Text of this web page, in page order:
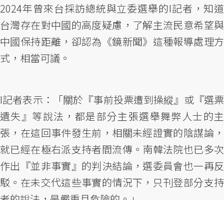
2024年曾來台採訪總統與立委選舉的I記者，知道
台灣存在對中國的高度疑慮，了解主流民意希望與
中國保持距離，卻認為《鏡新聞》這種報導處理方
式，相當可議。
I記者表示：「關於『事前投票遭到操縱』或『選票
遺失』等說法，都是部分主張選舉舞弊人士的主
張，在這回事件發生前，相關未經證實的陰謀論，
就已經在極右派支持者間流傳。南韓法院也已多次
作出『並非事實』的判決結論，選委員會也一再反
駁。在未交代這些事實的情況下，只刊登部分支持